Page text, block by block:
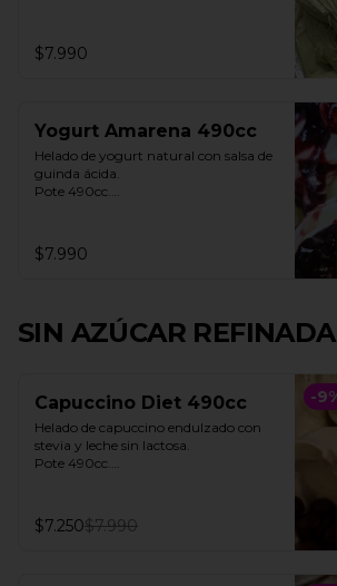
$7.990
Yogurt Amarena 490cc
Helado de yogurt natural con salsa de
guinda ácida.
Pote 490cc.
$7.990
SIN AZÚCAR REFINADA
-9
Capuccino Diet 490cc
Helado de capuccino endulzado con
stevia y leche sin lactosa.
Pote 490cc.
$7.250$7.990